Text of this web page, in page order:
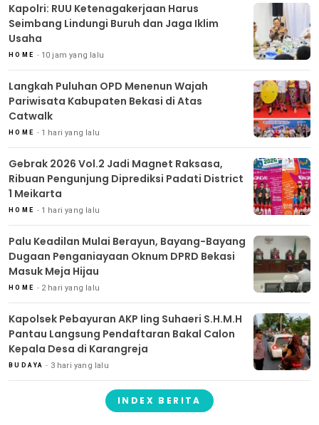
Kapolri: RUU Ketenagakerjaan Harus
Seimbang Lindungi Buruh dan Jaga Iklim
Usaha
HOME 10 jam yang lalu
Langkah Puluhan OPD Menenun Wajah
Pariwisata Kabupaten Bekasi di Atas
Catwalk
HOME 1 hari yang lalu
Gebrak 2026 Vol.2 Jadi Magnet Raksasa,
Ribuan Pengunjung Diprediksi Padati District
1 Meikarta
HOME 1 hari yang lalu
Palu Keadilan Mulai Berayun, Bayang-Bayang
Dugaan Penganiayaan Oknum DPRD Bekasi
Masuk Meja Hijau
HOME 2 hari yang lalu
Kapolsek Pebayuran AKP Iing Suhaeri S.H.M.H
Pantau Langsung Pendaftaran Bakal Calon
Kepala Desa di Karangreja
BUDAYA 3 hari yang lalu
INDEX BERITA